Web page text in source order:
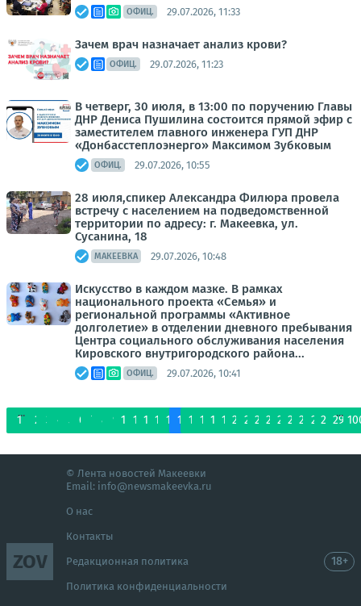
ОФИЦ. 29.07.2026, 11:33
Зачем врач назначает анализ крови?
ОФИЦ. 29.07.2026, 11:23
В четверг, 30 июля, в 13:00 по поручению Главы
ДНР Дениса Пушилина состоится прямой эфир с
заместителем главного инженера ГУП ДНР
«Донбасстеплоэнерго» Максимом Зубковым
ОФИЦ. 29.07.2026, 10:55
28 июля,спикер Александра Филюра провела
встречу с населением на подведомственной
территории по адресу: г. Макеевка, ул.
Сусанина, 18
МАКЕЕВКА 29.07.2026, 10:48
Искусство в каждом мазке. В рамках
национального проекта «Семья» и
региональной программы «Активное
долголетие» в отделении дневного пребывания
Центра социального обслуживания населения
Кировского внутригородского района...
ОФИЦ. 29.07.2026, 10:41
1
...
2 3 4 5 6 7 8 9 10 11 12 13 14 15 16 17 18 1920 21 22 23 242526 272829
...
ZOV
© Лента новостей Макеевки
Email: info@newsmakeevka.ru
О нас
Контакты
Редакционная политика
Политика конфиденциальности
18+